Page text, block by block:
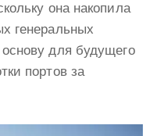
она накопила
генеральных
для будущего
портов за